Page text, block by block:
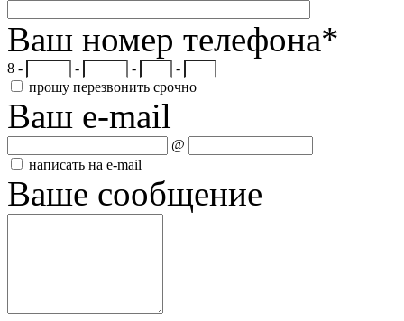
Ваш номер телефона*
8 - - -
-
прошу перезвонить срочно
Ваш e-mail
@
написать на e-mail
Ваше сообщение